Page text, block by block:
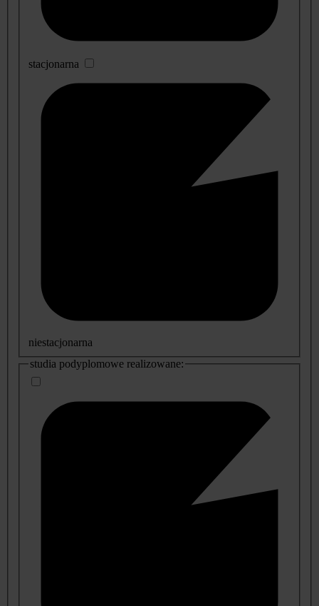
stacjonarna
niestacjonarna
studia podyplomowe realizowane: